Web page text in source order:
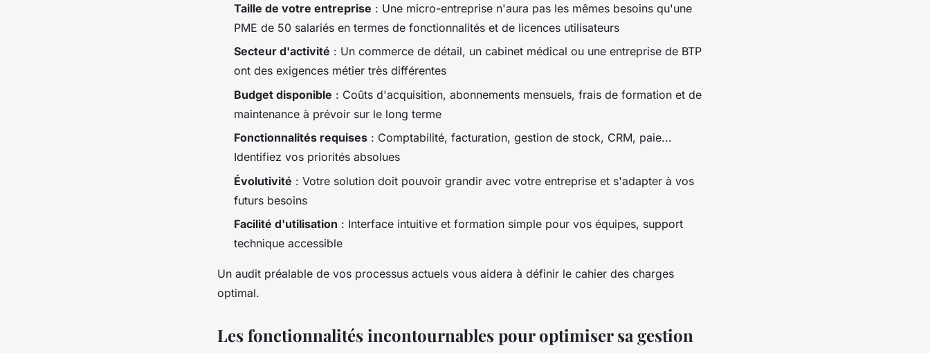
Taille de votre entreprise : Une micro-entreprise n'aura pas les mêmes besoins qu'une
PME de 50 salariés en termes de fonctionnalités et de licences utilisateurs
Secteur d'activité : Un commerce de détail, un cabinet médical ou une entreprise de BTP
ont des exigences métier très différentes
Budget disponible : Coûts d'acquisition, abonnements mensuels, frais de formation et de
maintenance à prévoir sur le long terme
Fonctionnalités requises : Comptabilité, facturation, gestion de stock, CRM, paie...
Identifiez vos priorités absolues
Évolutivité : Votre solution doit pouvoir grandir avec votre entreprise et s'adapter à vos
futurs besoins
Facilité d'utilisation : Interface intuitive et formation simple pour vos équipes, support
technique accessible
Un audit préalable de vos processus actuels vous aidera à définir le cahier des charges
optimal.
Les fonctionnalités incontournables pour optimiser sa gestion